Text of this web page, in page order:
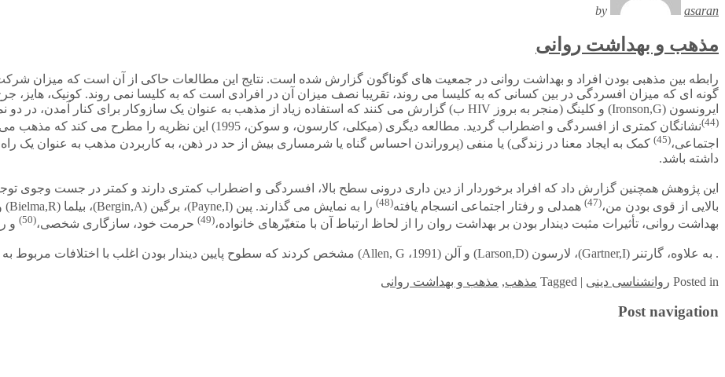
by asaran
مذهب و بهداشت روانی
رابطه بین مذهبی بودن افراد و بهداشت روانی در جمعیت های گوناگون گزارش شده است. نتایج این مطالعات حاکی از آن است که میزان
گونه ای که میزان افسردگی در بین کسانی که به کلیسا می روند، تقریبا نصف میزان آن در افرادی است که به کلیسا نمی روند. کونیک، هایز، جرج و بلازر،
ایرونسون (Ironson,G) و کلینگ (Kling,D ب) گزارش می کنند که استفاده زیاد از مذهب به عنوان یک سازوکار برای کنار آمدن، در دو HIV منجر به بروز
نشانگان(44) کمتری از افسردگی و اضطراب گردید. مطالعه دیگری (میکلی، کارسون، و سوکن، 1995 ) این نظریه را مطرح می کند که مذهب می
اجتماعی،(45)
کمک به ایجاد معنا در زندگی) یا منفی (پروراندن احساس گناه یا شرمساری بیش از حد در ذهن، به کاربردن مذهب به عنوان یک
داشته باشد.
این پژوهش همچنین گزارش داد که افراد برخوردار از دین داری درونی سطح بالا، افسردگی و اضطراب کمتری دارند و کمتر در جست وجوی
بالایی از قوی بودن من،(47) همدلی و رفتار اجتماعی انسجام یافته(48) را به نمایش می گذارند. پین (Payne,I) ، برگین (Bergin,A) ، بیلما (Bielma,R)
بهداشت روانی، تأثیرات مثبت دیندار بودن بر بهداشت روان را از لحاظ ارتباط آن با متغیّرهای خانواده،(49) حرمت خود، سازگاری شخصی،(50) و
. به علاوه، گارتنر (Gartner,I) ، لارسون (Larson,D) و آلن (Allen, G ،1991) مشخص کردند که سطوح پایین دیندار بودن اغلب با اختلافات مربوط به
Posted in روانشناسی دینی |
Tagged مذهب, مذهب و بهداشت روانی
Post navigation